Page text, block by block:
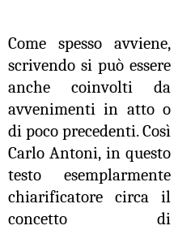
Come spesso avviene,
scrivendo si può essere
anche coinvolti da
avvenimenti in atto o
di poco precedenti. Così
Carlo Antoni, in questo
testo esemplarmente
chiarificatore circa il
concetto di